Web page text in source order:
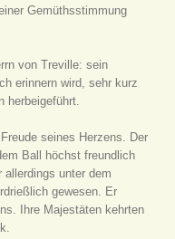
Gemüthsstimmung
von Treville: sein
erinnern wird, sehr kurz
herbeigeführt.
seines Herzens. Der
Ball höchst freundlich
allerdings unter dem
gewesen. Er
Ihre Majestäten kehrten